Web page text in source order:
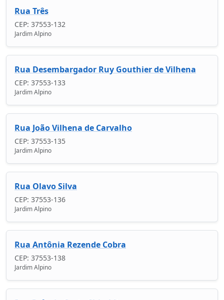
Rua Três
CEP: 37553-132
Jardim Alpino
Rua Desembargador Ruy Gouthier de Vilhena
CEP: 37553-133
Jardim Alpino
Rua João Vilhena de Carvalho
CEP: 37553-135
Jardim Alpino
Rua Olavo Silva
CEP: 37553-136
Jardim Alpino
Rua Antônia Rezende Cobra
CEP: 37553-138
Jardim Alpino